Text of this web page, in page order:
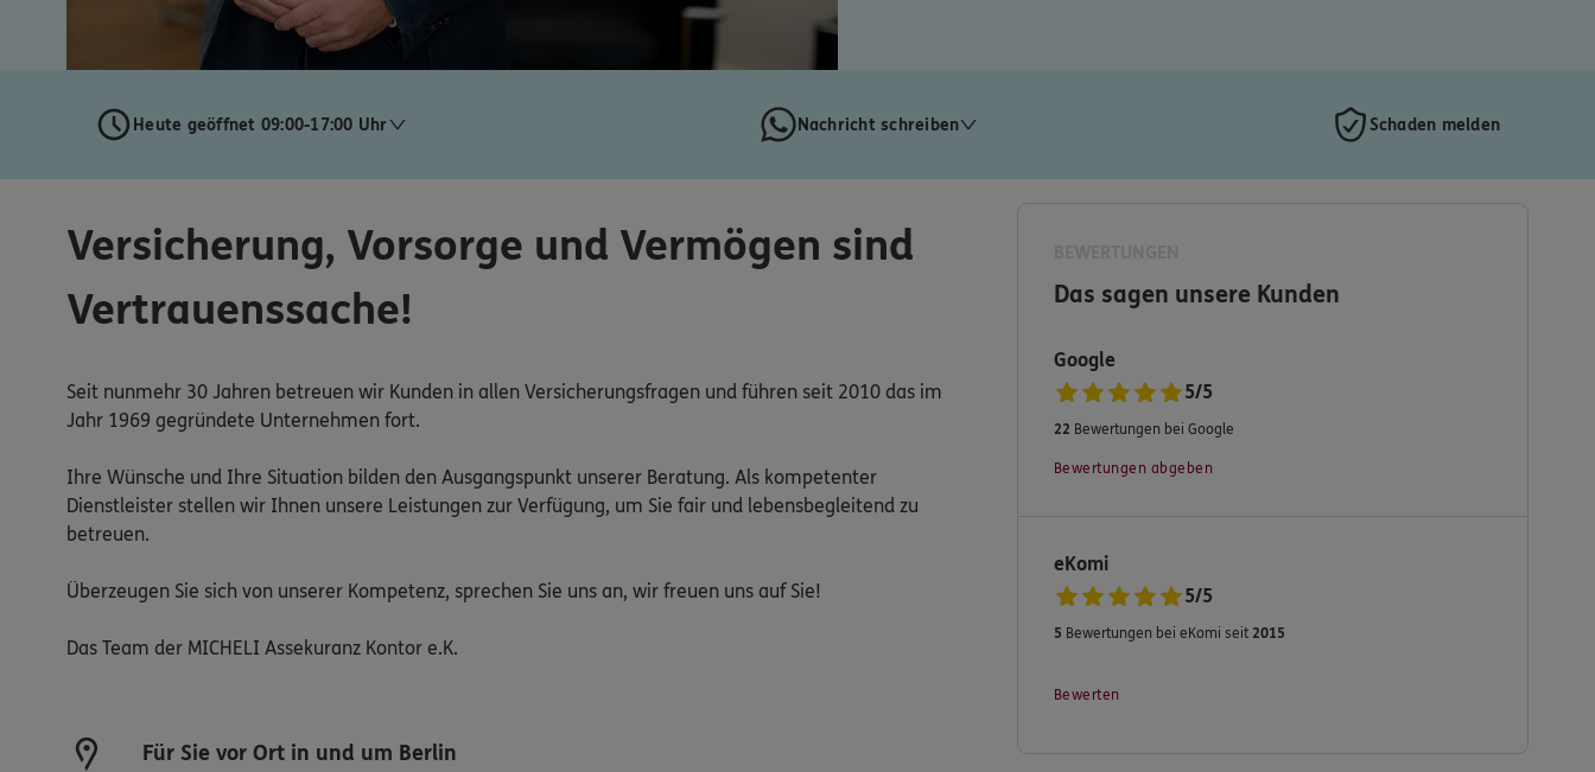
Heute geöffnet 09:00-17:00 Uhr Nachricht schreiben Schaden melden
Versicherung, Vorsorge und Vermögen sind
Vertrauenssache!
Seit nunmehr 30 Jahren betreuen wir Kunden in allen Versicherungsfragen und führen seit 2010 das im
Jahr 1969 gegründete Unternehmen fort.
Ihre Wünsche und Ihre Situation bilden den Ausgangspunkt unserer Beratung. Als kompetenter
Dienstleister stellen wir Ihnen unsere Leistungen zur Verfügung, um Sie fair und lebensbegleitend zu
betreuen.
Überzeugen Sie sich von unserer Kompetenz, sprechen Sie uns an, wir freuen uns auf Sie!
Das Team der MICHELI Assekuranz Kontor e.K.
Für Sie vor Ort in und um Berlin
Das sagen unsere Kunden
Google
5/5
22 Bewertungen bei Google
Bewertungen abgeben
eKomi
5/5
5 Bewertungen bei eKomi seit 2015
Bewerten